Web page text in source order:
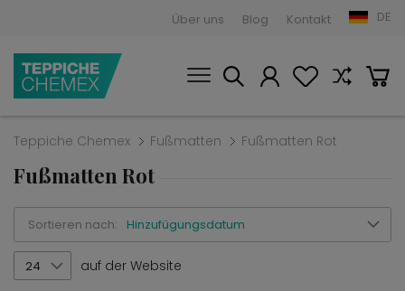
Über uns Blog Kontakt DE
Teppiche Chemex Fußmatten Fußmatten Rot
Fußmatten Rot
Sortieren nach: Hinzufügungsdatum
24 auf der Website